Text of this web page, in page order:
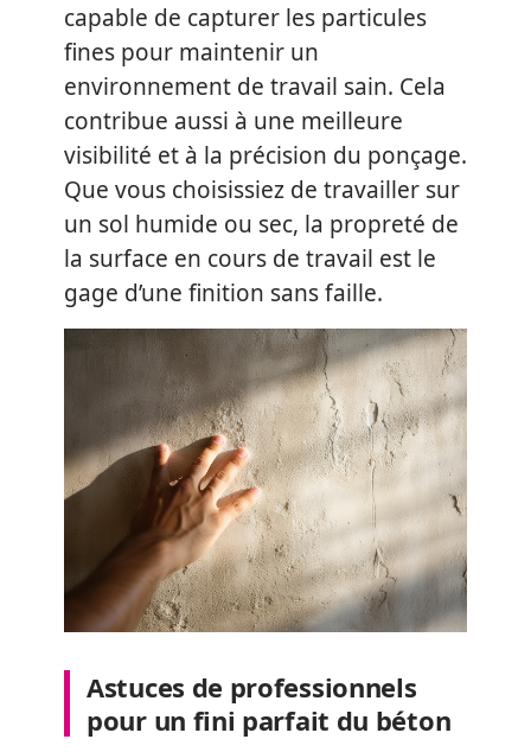
capable de capturer les particules
fines pour maintenir un
environnement de travail sain. Cela
contribue aussi à une meilleure
visibilité et à la précision du ponçage.
Que vous choisissiez de travailler sur
un sol humide ou sec, la propreté de
la surface en cours de travail est le
gage d’une finition sans faille.
Astuces de professionnels
pour un fini parfait du béton